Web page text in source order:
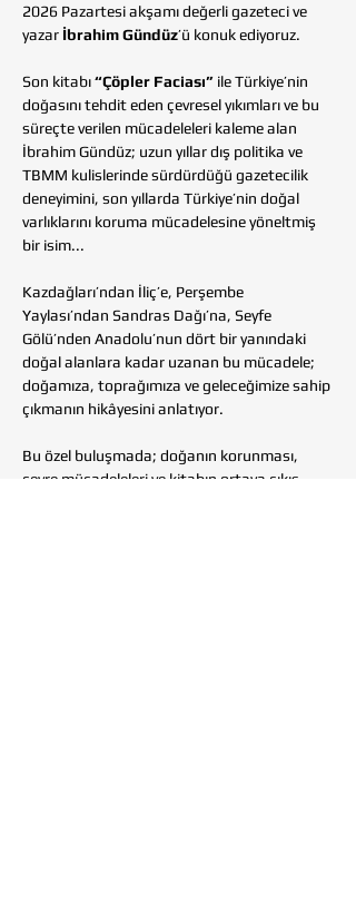
2026 Pazartesi akşamı değerli gazeteci ve
yazar İbrahim Gündüz’ü konuk ediyoruz.
Son kitabı “Çöpler Faciası” ile Türkiye’nin
doğasını tehdit eden çevresel yıkımları ve bu
süreçte verilen mücadeleleri kaleme alan
İbrahim Gündüz; uzun yıllar dış politika ve
TBMM kulislerinde sürdürdüğü gazetecilik
deneyimini, son yıllarda Türkiye’nin doğal
varlıklarını koruma mücadelesine yöneltmiş
bir isim...
Kazdağları’ndan İliç’e, Perşembe
Yaylası’ndan Sandras Dağı’na, Seyfe
Gölü’nden Anadolu’nun dört bir yanındaki
doğal alanlara kadar uzanan bu mücadele;
doğamıza, toprağımıza ve geleceğimize sahip
çıkmanın hikâyesini anlatıyor.
Bu özel buluşmada; doğanın korunması,
çevre mücadeleleri ve kitabın ortaya çıkış